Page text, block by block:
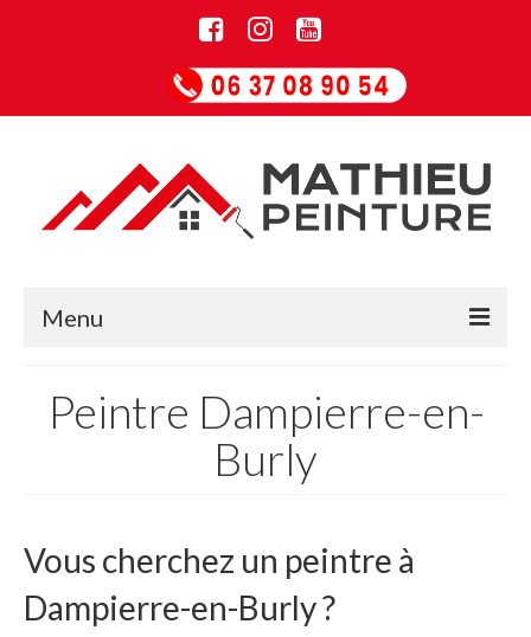
Menu
Informations
Entreprise de rénovation
Guide Peintures
Nos services
Peintre Dampierre-en-
Burly
Vous cherchez un peintre à
Dampierre-en-Burly ?